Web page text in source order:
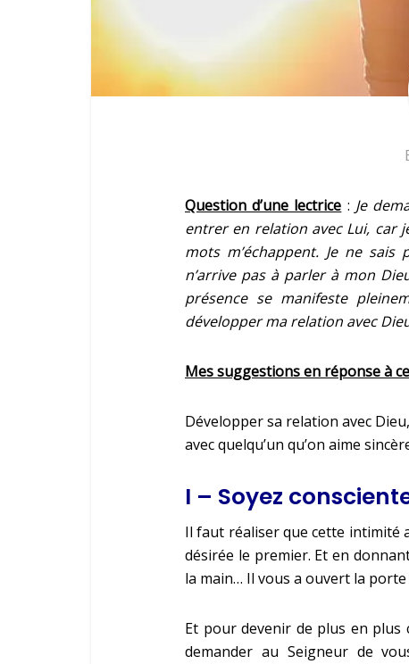
Question d’une lectrice : Je
entrer en relation avec Lui, car
mots m’échappent. Je ne
n’arrive pas à parler à mon
présence se manifeste
développer ma relation avec
Mes suggestions en réponse à
Développer sa relation avec
avec quelqu’un qu’on aime
I – Soyez
Il faut réaliser que cette intimité
désirée le premier. Et en
la main… Il vous a ouvert la
Et pour devenir de plus en plus
demander au Seigneur de